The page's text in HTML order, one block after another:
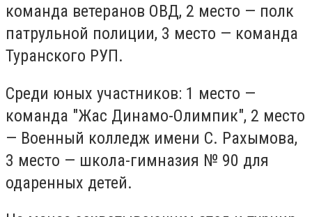
команда ветеранов ОВД, 2 место — полк
патрульной полиции, 3 место — команда
Туранского РУП.
Среди юных участников: 1 место —
команда "Жас Динамо-Олимпик", 2 место
— Военный колледж имени С. Рахымова,
3 место — школа-гимназия № 90 для
одаренных детей.